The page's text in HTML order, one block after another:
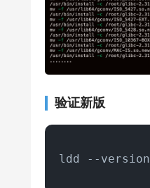
验证新版
ldd --version